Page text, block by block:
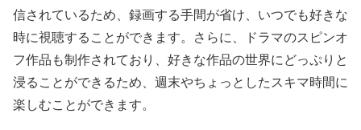
信されているため、録画する手間が省け、いつでも好きな
時に視聴することができます。さらに、ドラマのスピンオ
フ作品も制作されており、好きな作品の世界にどっぷりと
浸ることができるため、週末やちょっとしたスキマ時間に
楽しむことができます。